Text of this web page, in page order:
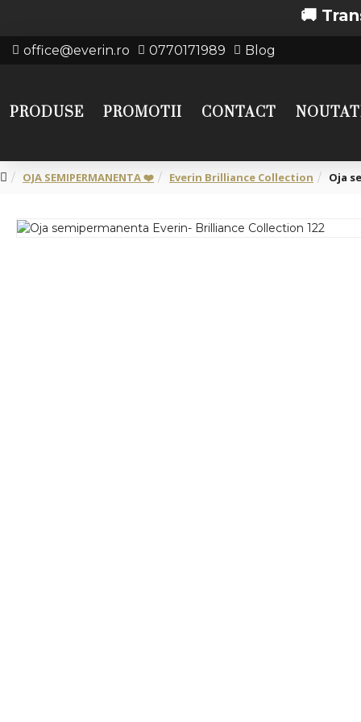
🚚
office@everin.ro 0770171989 Blog
PRODUSE PROMOTII CONTACT
OJA SEMIPERMANENTA ❤️ Everin Brilliance Collection Oja